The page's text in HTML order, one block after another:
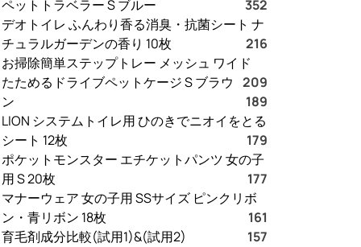
ペットトラベラー S ブルー
352
デオトイレ ふんわり香る消臭・抗菌シート ナ
チュラルガーデンの香り 10枚
216
お掃除簡単ステップトレー メッシュ ワイド
209
たためるドライブペットケージ S ブラウ
ン
189
LION システムトイレ用 ひのきでニオイをとる
シート 12枚
179
ポケットモンスター エチケットパンツ 女の子
用 S 20枚
177
マナーウェア 女の子用 SSサイズ ピンクリボ
ン・青リボン 18枚
161
育毛剤成分比較(試用1)&(試用2)
157